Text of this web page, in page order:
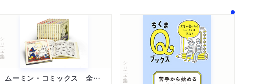
シリーズ・全集
ムーミン・コミックス 全１４巻セット
シリーズ・全集